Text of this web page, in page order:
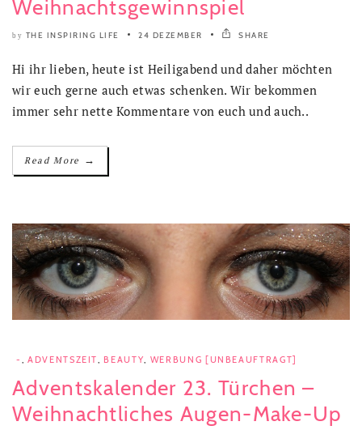
Weihnachtsgewinnspiel
by THE INSPIRING LIFE 24 DEZEMBER SHARE
Hi ihr lieben, heute ist Heiligabend und daher möchten
wir euch gerne auch etwas schenken. Wir bekommen
immer sehr nette Kommentare von euch und auch..
Read More →
- ADVENTSZEIT BEAUTY WERBUNG [UNBEAUFTRAGT]
Adventskalender 23. Türchen –
Weihnachtliches Augen-Make-Up